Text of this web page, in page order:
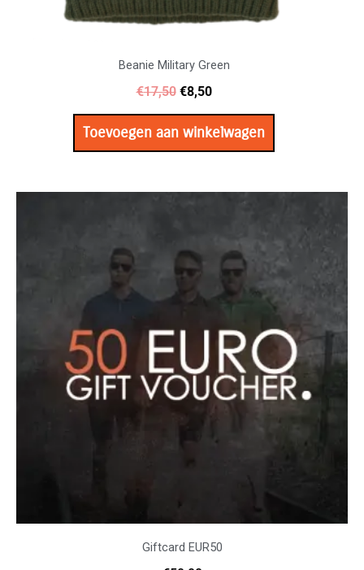
Beanie Military Green
€17,50 €8,50
Toevoegen aan winkelwagen
Giftcard EUR50